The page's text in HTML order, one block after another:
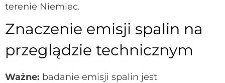
terenie Niemiec.
Znaczenie emisji spalin na
przeglądzie technicznym
Ważne: badanie emisji spalin jest